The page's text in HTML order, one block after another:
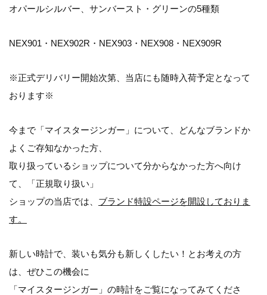
オパールシルバー、サンバースト・グリーンの5種類
NEX901・NEX902R・NEX903・NEX908・NEX909R
※正式デリバリー開始次第、当店にも随時入荷予定となって
おります※
今まで「マイスタージンガー」について、どんなブランドか
よくご存知なかった方、
取り扱っているショップについて分からなかった方へ向け
て、「正規取り扱い」
ショップの当店では、 ブランド特設ページを開設しておりま
す。
新しい時計で、装いも気分も新しくしたい！とお考えの方
は、ぜひこの機会に
「マイスタージンガー」の時計をご覧になってみてくださ